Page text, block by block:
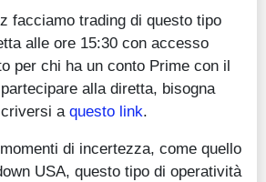
facciamo trading di questo tipo
alle ore 15:30 con accesso
per chi ha un conto Prime con il
alla diretta, bisogna
a questo link.
di incertezza, come quello
USA, questo tipo di operatività